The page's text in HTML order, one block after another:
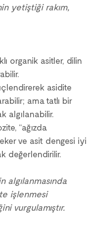
yetiştiği rakım,
organik asitler, dilin
asidite
ama tatlı bir
algılanabilir.
“ağızda
ve asit dengesi iyi
değerlendirilir.
algılanmasında
işlenmesi
vurgulamıştır.